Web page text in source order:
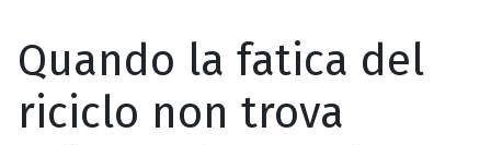
Quando la fatica del
riciclo non trova